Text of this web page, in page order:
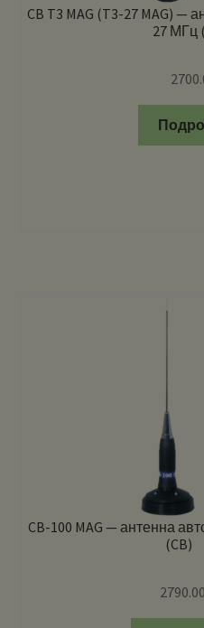
CB T3 MAG (T3-27 MAG) —
27 МГц
CB-100 MAG — антенна
(CB)
2790.00